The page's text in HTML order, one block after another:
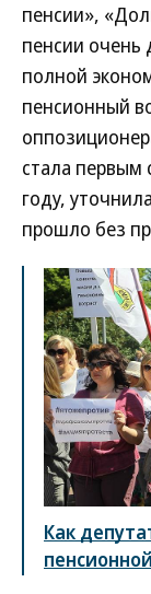
пенсии»,
пенсии очень
полной
пенсионный
стала первым
году,
прошло без
Как